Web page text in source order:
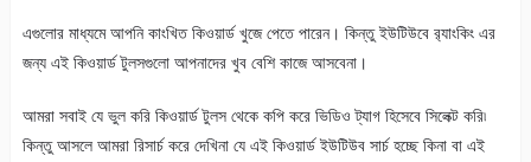
এগুলোর মাধ্যমে আপনি কাংখিত কিওয়ার্ড খুজে পেতে পারেন। কিন্তু ইউটিউবে র‍্যাংকিং এর
জন্য এই কিওয়ার্ড টুলসগুলো আপনাদের খুব বেশি কাজে আসবেনা।
আমরা সবাই যে ভুল করি কিওয়ার্ড টুলস থেকে কপি করে ভিডিও ট্যাগ হিসেবে সিলেক্ট করি৷
কিন্তু আসলে আমরা রিসার্চ করে দেখিনা যে এই কিওয়ার্ড ইউটিউব সার্চ হচ্ছে কিনা বা এই